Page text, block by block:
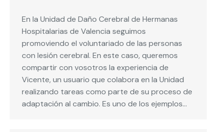
En la Unidad de Daño Cerebral de Hermanas
Hospitalarias de Valencia seguimos
promoviendo el voluntariado de las personas
con lesión cerebral. En este caso, queremos
compartir con vosotros la experiencia de
Vicente, un usuario que colabora en la Unidad
realizando tareas como parte de su proceso de
adaptación al cambio. Es uno de los ejemplos…